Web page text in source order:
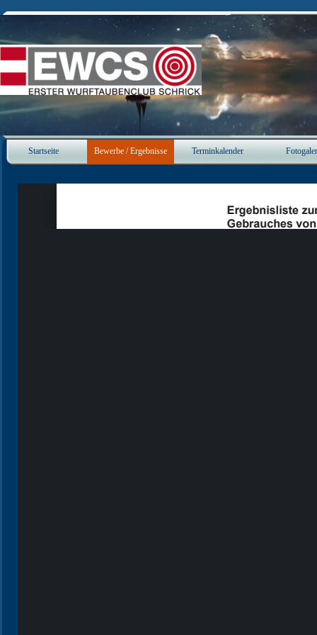
Startseite Bewerbe / Ergebnisse ▼
Terminkalender ▼